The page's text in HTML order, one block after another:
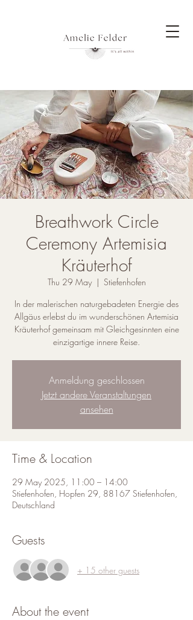
Breathwork Circle
Ceremony Artemisia
Kräuterhof
Thu 29 May
  |
Stiefenhofen
In der malerischen naturgebadeten Energie des
Allgäus erlebst du im wunderschönen Artemisia
Kräuterhof gemeinsam mit Gleichgesinnten eine
einzigartige innere Reise.
Anmeldung geschlossen
Jetzt andere Veranstaltungen
ansehen
Time & Location
29 May 2025, 11:00 – 14:00
Stiefenhofen, Hopfen 29, 88167 Stiefenhofen,
Deutschland
Guests
+ 15 other guests
About the event